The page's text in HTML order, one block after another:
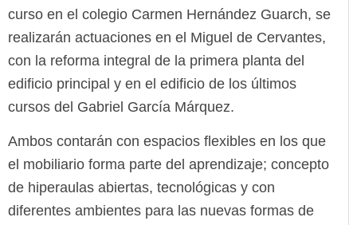
curso en el colegio Carmen Hernández Guarch, se
realizarán actuaciones en el Miguel de Cervantes,
con la reforma integral de la primera planta del
edificio principal y en el edificio de los últimos
cursos del Gabriel García Márquez.
Ambos contarán con espacios flexibles en los que
el mobiliario forma parte del aprendizaje; concepto
de hiperaulas abiertas, tecnológicas y con
diferentes ambientes para las nuevas formas de